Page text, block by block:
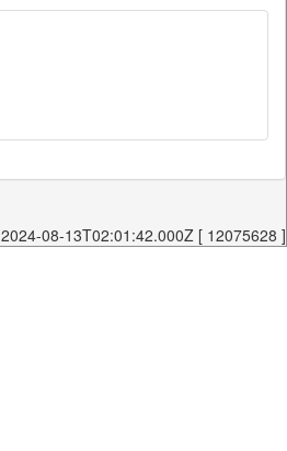
2024-08-13T02:01:42.000Z [ 12075628 ]